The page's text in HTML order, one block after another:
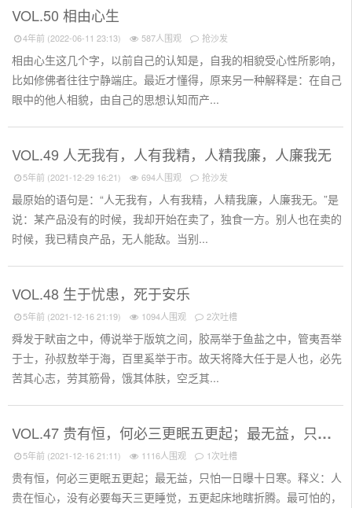
VOL.50 相由心生
4年前 (2022-06-11 23:13) 587人围观 抢沙发
相由心生这几个字，以前自己的认知是，自我的相貌受心性所影响，
比如修佛者往往宁静端庄。最近才懂得，原来另一种解释是：在自己
眼中的他人相貌，由自己的思想认知而产...
VOL.49 人无我有，人有我精，人精我廉，人廉我无
5年前 (2021-12-29 16:21) 694人围观 抢沙发
最原始的语句是：“人无我有，人有我精，人精我廉，人廉我无。”是
说：某产品没有的时候，我却开始在卖了，独食一方。别人也在卖的
时候，我已精良产品，无人能敌。当别...
VOL.48 生于忧患，死于安乐
5年前 (2021-12-16 21:19) 1094人围观 2次吐槽
舜发于畎亩之中，傅说举于版筑之间，胶鬲举于鱼盐之中，管夷吾举
于士，孙叔敖举于海，百里奚举于市。故天将降大任于是人也，必先
苦其心志，劳其筋骨，饿其体肤，空乏其...
VOL.47 贵有恒，何必三更眠五更起；最无益，只怕一日曝十日寒
5年前 (2021-12-16 21:11) 1116人围观 1次吐槽
贵有恒，何必三更眠五更起；最无益，只怕一日曝十日寒。释义：人
贵在恒心，没有必要每天三更睡觉，五更起床地瞎折腾。最可怕的，